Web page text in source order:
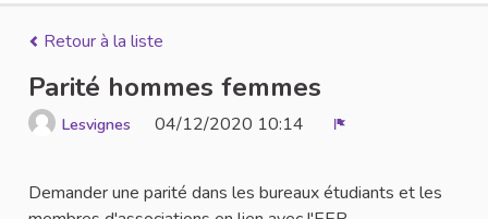
Retour à la liste
Parité hommes femmes
Lesvignes 04/12/2020 10:14
Demander une parité dans les bureaux étudiants et les